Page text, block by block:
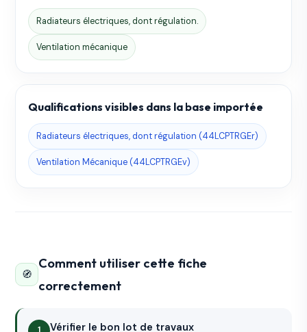
Radiateurs électriques, dont régulation.
Ventilation mécanique
Qualifications visibles dans la base importée
Radiateurs électriques, dont régulation (44LCPTRGEr)
Ventilation Mécanique (44LCPTRGEv)
🧭
Comment utiliser cette fiche
correctement
Vérifier le bon lot de travaux